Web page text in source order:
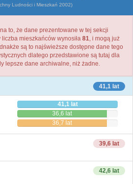
Ludności i Mieszkań 2002)
to, że dane prezentowane w tej sekcji
liczba mieszkańców wynosiła 81, i mogą już
są to najświeższe dostępne dane tego
dlatego przedstawione są tutaj dla
lepsze dane archiwalne, niż żadne.
41,1 lat
41,1 lat
36,6 lat
36,7 lat
39,6 lat
42,6 lat